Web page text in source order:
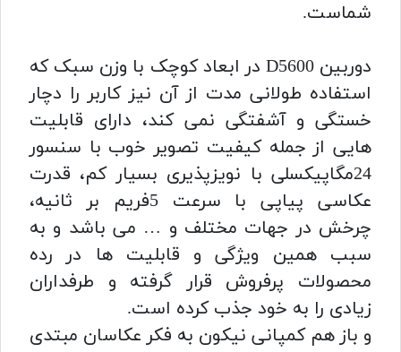
شماست.
دوربین D5600 در ابعاد کوچک با وزن سبک که
استفاده طولانی مدت از آن نیز کاربر را دچار
خستگی و آشفتگی نمی کند، دارای قابلیت
هایی از جمله کیفیت تصویر خوب با سنسور
24مگاپیکسلی با نویزپذیری بسیار کم، قدرت
عکاسی پیاپی با سرعت 5فریم بر ثانیه،
چرخش در جهات مختلف و … می باشد و به
سبب همین ویژگی و قابلیت ها در رده
محصولات پرفروش قرار گرفته و طرفداران
زیادی را به خود جذب کرده است.
و باز هم کمپانی نیکون به فکر عکاسان مبتدی